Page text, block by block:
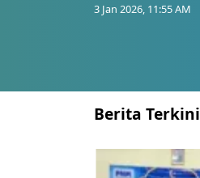
3 Jan 2026, 11:55 AM
Berita Terkini